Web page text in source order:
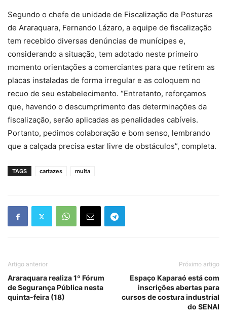
Segundo o chefe de unidade de Fiscalização de Posturas
de Araraquara, Fernando Lázaro, a equipe de fiscalização
tem recebido diversas denúncias de munícipes e,
considerando a situação, tem adotado neste primeiro
momento orientações a comerciantes para que retirem as
placas instaladas de forma irregular e as coloquem no
recuo de seu estabelecimento. “Entretanto, reforçamos
que, havendo o descumprimento das determinações da
fiscalização, serão aplicadas as penalidades cabíveis.
Portanto, pedimos colaboração e bom senso, lembrando
que a calçada precisa estar livre de obstáculos”, completa.
TAGS cartazes multa
Artigo anterior
Araraquara realiza 1º Fórum
de Segurança Pública nesta
quinta-feira (18)
Próximo artigo
Espaço Kaparaó está com
inscrições abertas para
cursos de costura industrial
do SENAI